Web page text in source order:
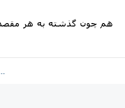
هم چون گذشته به هر